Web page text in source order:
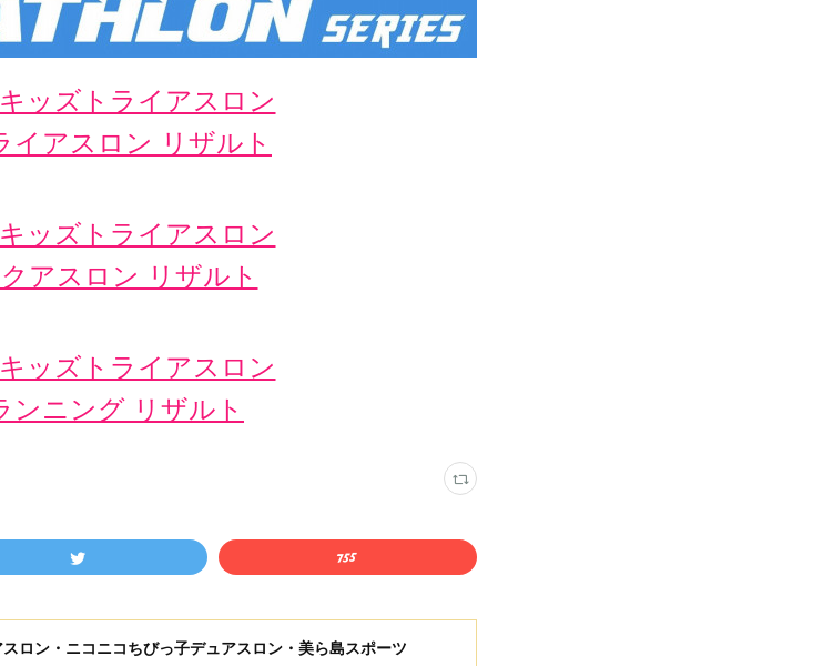
ッズトライアスロン
イアスロン リザルト
ッズトライアスロン
アスロン リザルト
ッズトライアスロン
ンニング リザルト
スロン・ニコニコちびっ子デュアスロン・美ら島スポーツ